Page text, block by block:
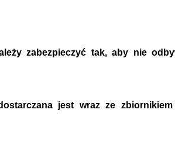
zabezpieczyć tak, aby nie
jest wraz ze